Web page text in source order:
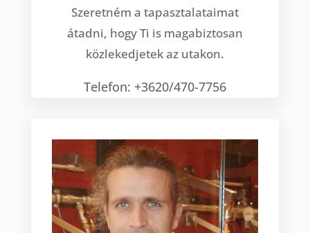
Szeretném a tapasztalataimat
átadni, hogy Ti is magabiztosan
közlekedjetek az utakon.
Telefon: +3620/470-7756